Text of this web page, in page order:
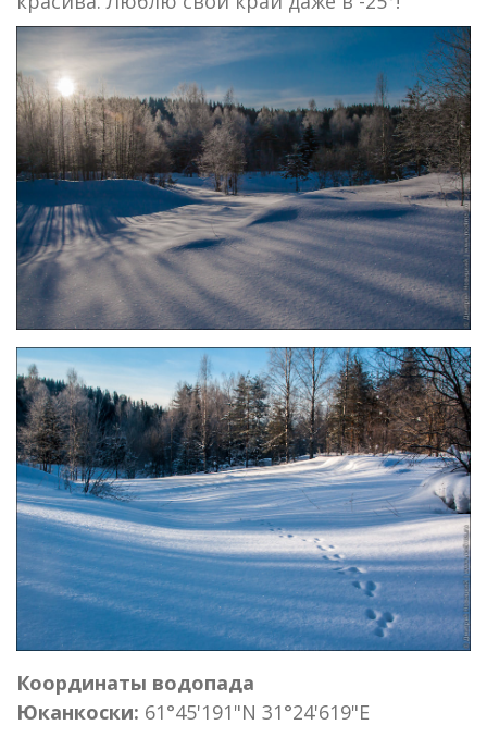
Координаты водопада
Юканкоски: 61°45'191"N 31°24'619"E